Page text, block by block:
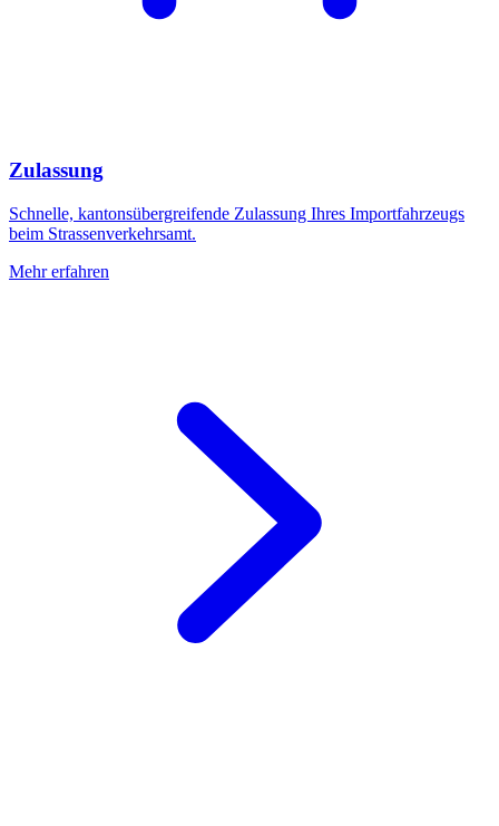
Zulassung
Schnelle, kantonsübergreifende Zulassung Ihres Importfahrzeugs
beim Strassenverkehrsamt.
Mehr erfahren